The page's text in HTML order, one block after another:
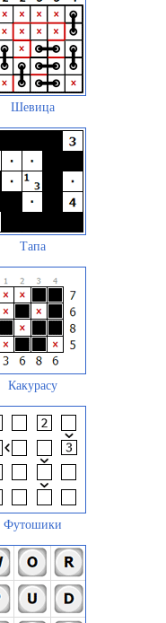
Шевица
Тапа
Какурасу
Футошики